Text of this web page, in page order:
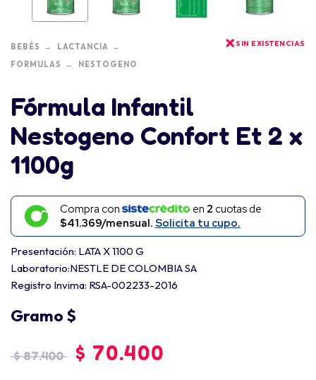
BEBÉS
LACTANCIA
FORMULAS
NESTOGENO
SIN EXISTENCIAS
Fórmula Infantil
Nestogeno Confort Et 2 x
1100g
Compra con en 2 cuotas de
$41.369/mensual. Solicita tu cupo.
Presentación: LATA X 1100 G
Laboratorio:NESTLE DE COLOMBIA SA
Registro Invima: RSA-002233-2016
Gramo $
$87.400 $ 70.400